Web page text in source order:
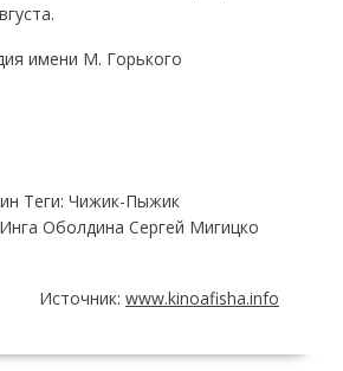
имени М. Горького
Теги: Чижик-Пыжик
Оболдина Сергей Мигицко
Источник:www.kinoafisha.info